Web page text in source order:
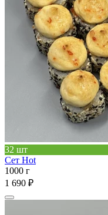
32 шт
Сет Hot
1000 г
1 690 ₽